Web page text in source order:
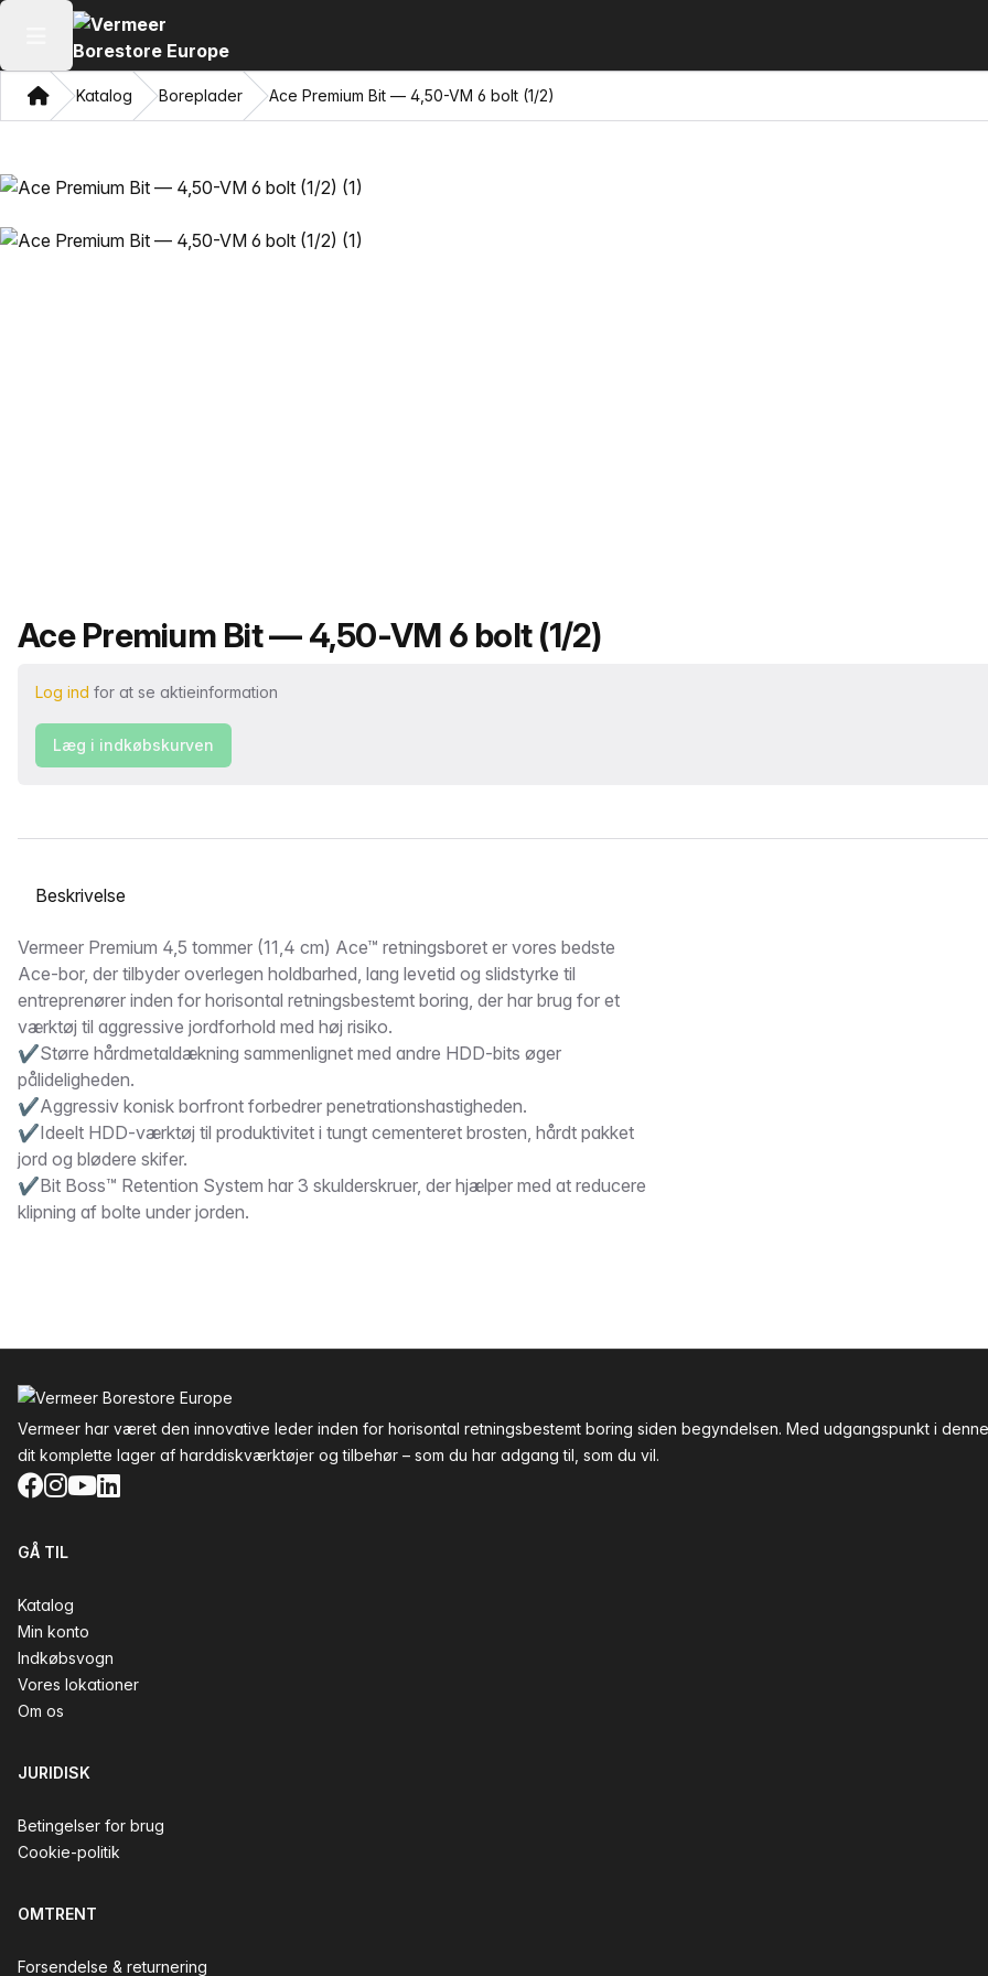
Åbn hovedmenuen
HjemKatalog Boreplader Ace Premium Bit — 4,50-VM 6 bolt (1/2)
Produktnavn
Ace Premium Bit — 4,50-VM 6 bolt (1/2)
Log ind for at se aktieinformation
Læg i indkøbskurven
Vælg en fane
Beskrivelse
Vermeer Premium 4,5 tommer (11,4 cm) Ace™ retningsboret er vores bedste
Ace-bor, der tilbyder overlegen holdbarhed, lang levetid og slidstyrke til
entreprenører inden for horisontal retningsbestemt boring, der har brug for et
værktøj til aggressive jordforhold med høj risiko.
✔Større hårdmetaldækning sammenlignet med andre HDD-bits øger
pålideligheden.
✔Aggressiv konisk borfront forbedrer penetrationshastigheden.
✔Ideelt HDD-værktøj til produktivitet i tungt cementeret brosten, hårdt pakket
jord og blødere skifer.
✔Bit Boss™ Retention System har 3 skulderskruer, der hjælper med at reducere
klipning af bolte under jorden.
Vermeer har været den innovative leder inden for horisontal retningsbestemt boring siden begyndelsen. Med udgangspunkt i
dit komplette lager af harddiskværktøjer og tilbehør – som du har adgang til, som du vil.
Facebook
Instagram
YouTube
LinkedIn
GÅ TIL
Katalog
Min konto
Indkøbsvogn
Vores lokationer
Om os
JURIDISK
Betingelser for brug
Cookie-politik
OMTRENT
Forsendelse & returnering